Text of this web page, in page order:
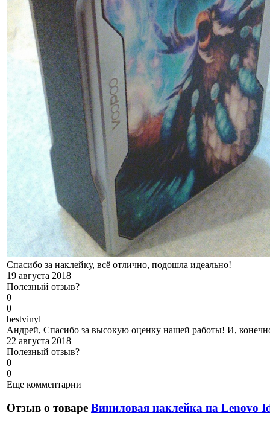
Спасибо за наклейку, всё отлично, подошла идеально!
19 августа 2018
Полезный отзыв?
0
0
bestvinyl
Андрей, Спасибо за высокую оценку нашей работы! И,
22 августа 2018
Полезный отзыв?
0
0
Еще комментарии
Отзыв о товаре Виниловая наклейка на Lenovo